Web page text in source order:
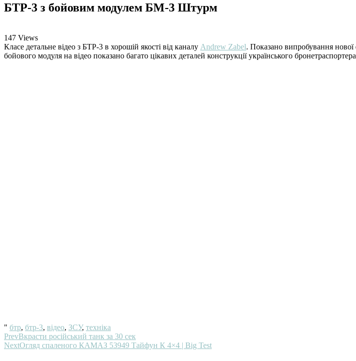
БТР-3 з бойовим модулем БМ-3 Штурм
147 Views
Класе детальне відео з БТР-3 в хорошій якості від каналу Andrew Zabel. Показано випробування
бойового модуля на відео показано багато цікавих деталей конструкції українського
" бтр, бтр-3, відео, ЗСУ, техніка
PrevВкрасти російський танк за 30 сек
NextОгляд спаленого КАМАЗ 53949 Тайфун К 4×4 | Big Test